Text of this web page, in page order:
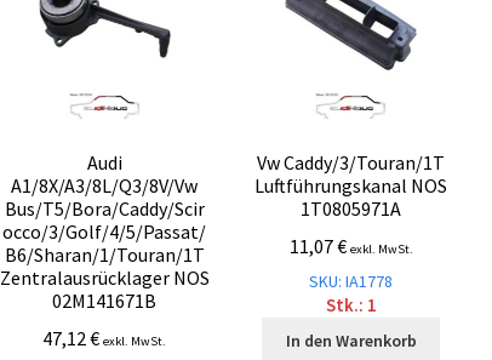
Audi
A1/8X/A3/8L/Q3/8V/Vw
Bus/T5/Bora/Caddy/Scir
occo/3/Golf/4/5/Passat/
B6/Sharan/1/Touran/1T
Zentralausrücklager NOS
02M141671B
47,12€ exkl. MwSt.
Vw Caddy/3/Touran/1T
Luftführungskanal NOS
1T0805971A
11,07€ exkl. MwSt.
SKU: IA1778
Stk.: 1
In den Warenkorb